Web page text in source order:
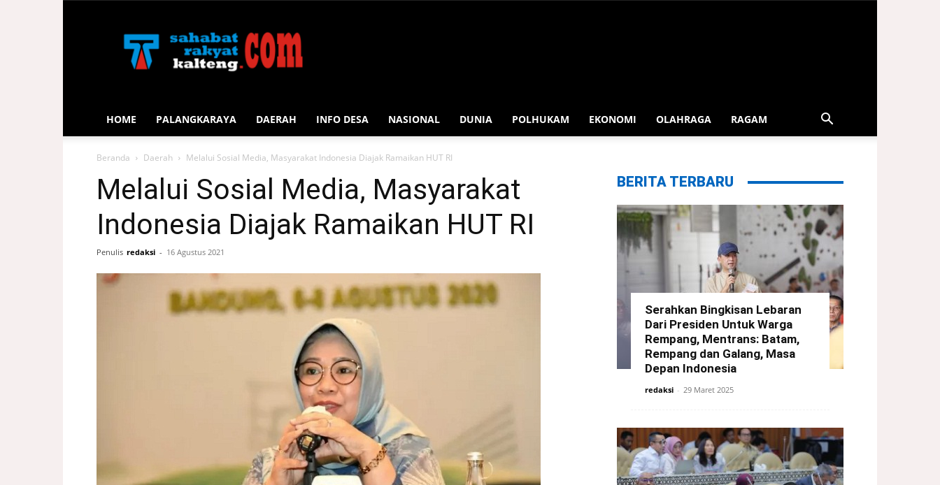
Rakyat
Kalteng
HOME PALANGKARAYA DAERAH INFO DESA NASIONAL DUNIA POLHUKAM EKONOMI OLAHRAGA RAGAM
Beranda Daerah Melalui Sosial Media, Masyarakat Indonesia Diajak Ramaikan HUT RI
Melalui Sosial Media, Masyarakat
Indonesia Diajak Ramaikan HUT RI
Penulis redaksi - 16 Agustus 2021
BERITA TERBARU
Serahkan Bingkisan Lebaran
Dari Presiden Untuk Warga
Rempang, Mentrans: Batam,
Rempang dan Galang, Masa
Depan Indonesia
redaksi - 29 Maret 2025